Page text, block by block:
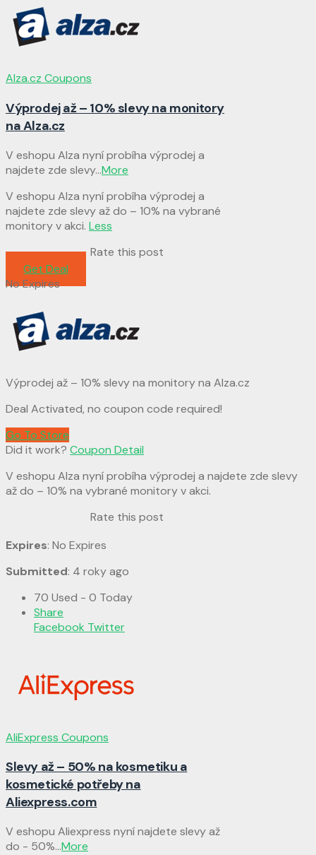
Alza.cz Coupons
Výprodej až – 10% slevy na monitory
na Alza.cz
V eshopu Alza nyní probíha výprodej a
najdete zde slevy...More
V eshopu Alza nyní probíha výprodej a
najdete zde slevy až do – 10% na vybrané
monitory v akci. Less
Rate this post
Get Deal
No Expires
Výprodej až – 10% slevy na monitory na Alza.cz
Deal Activated, no coupon code required!
Go To Store
Did it work? Coupon Detail
V eshopu Alza nyní probíha výprodej a najdete zde slevy
až do – 10% na vybrané monitory v akci.
Rate this post
Expires: No Expires
Submitted: 4 roky ago
70 Used - 0 Today
Share
Facebook Twitter
AliExpress Coupons
Slevy až – 50% na kosmetiku a
kosmetické potřeby na
Aliexpress.com
V eshopu Aliexpress nyní najdete slevy až
do - 50%...More